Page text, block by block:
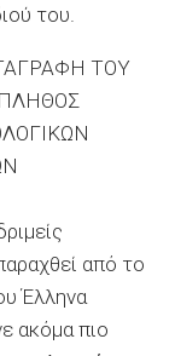
του.
ΤΟΥ
ΠΛΗΘΟΣ
από το
Έλληνα
ακόμα πιο